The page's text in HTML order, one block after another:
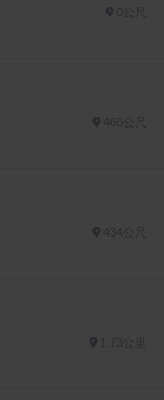
466公尺
434公尺